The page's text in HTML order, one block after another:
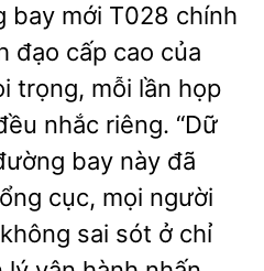
bay mới T028 chính
đạo cấp cao của
trọng, mỗi lần họp
nhắc riêng. “Dữ
bay này đã
cục, mọi người
sai sót ở chỉ